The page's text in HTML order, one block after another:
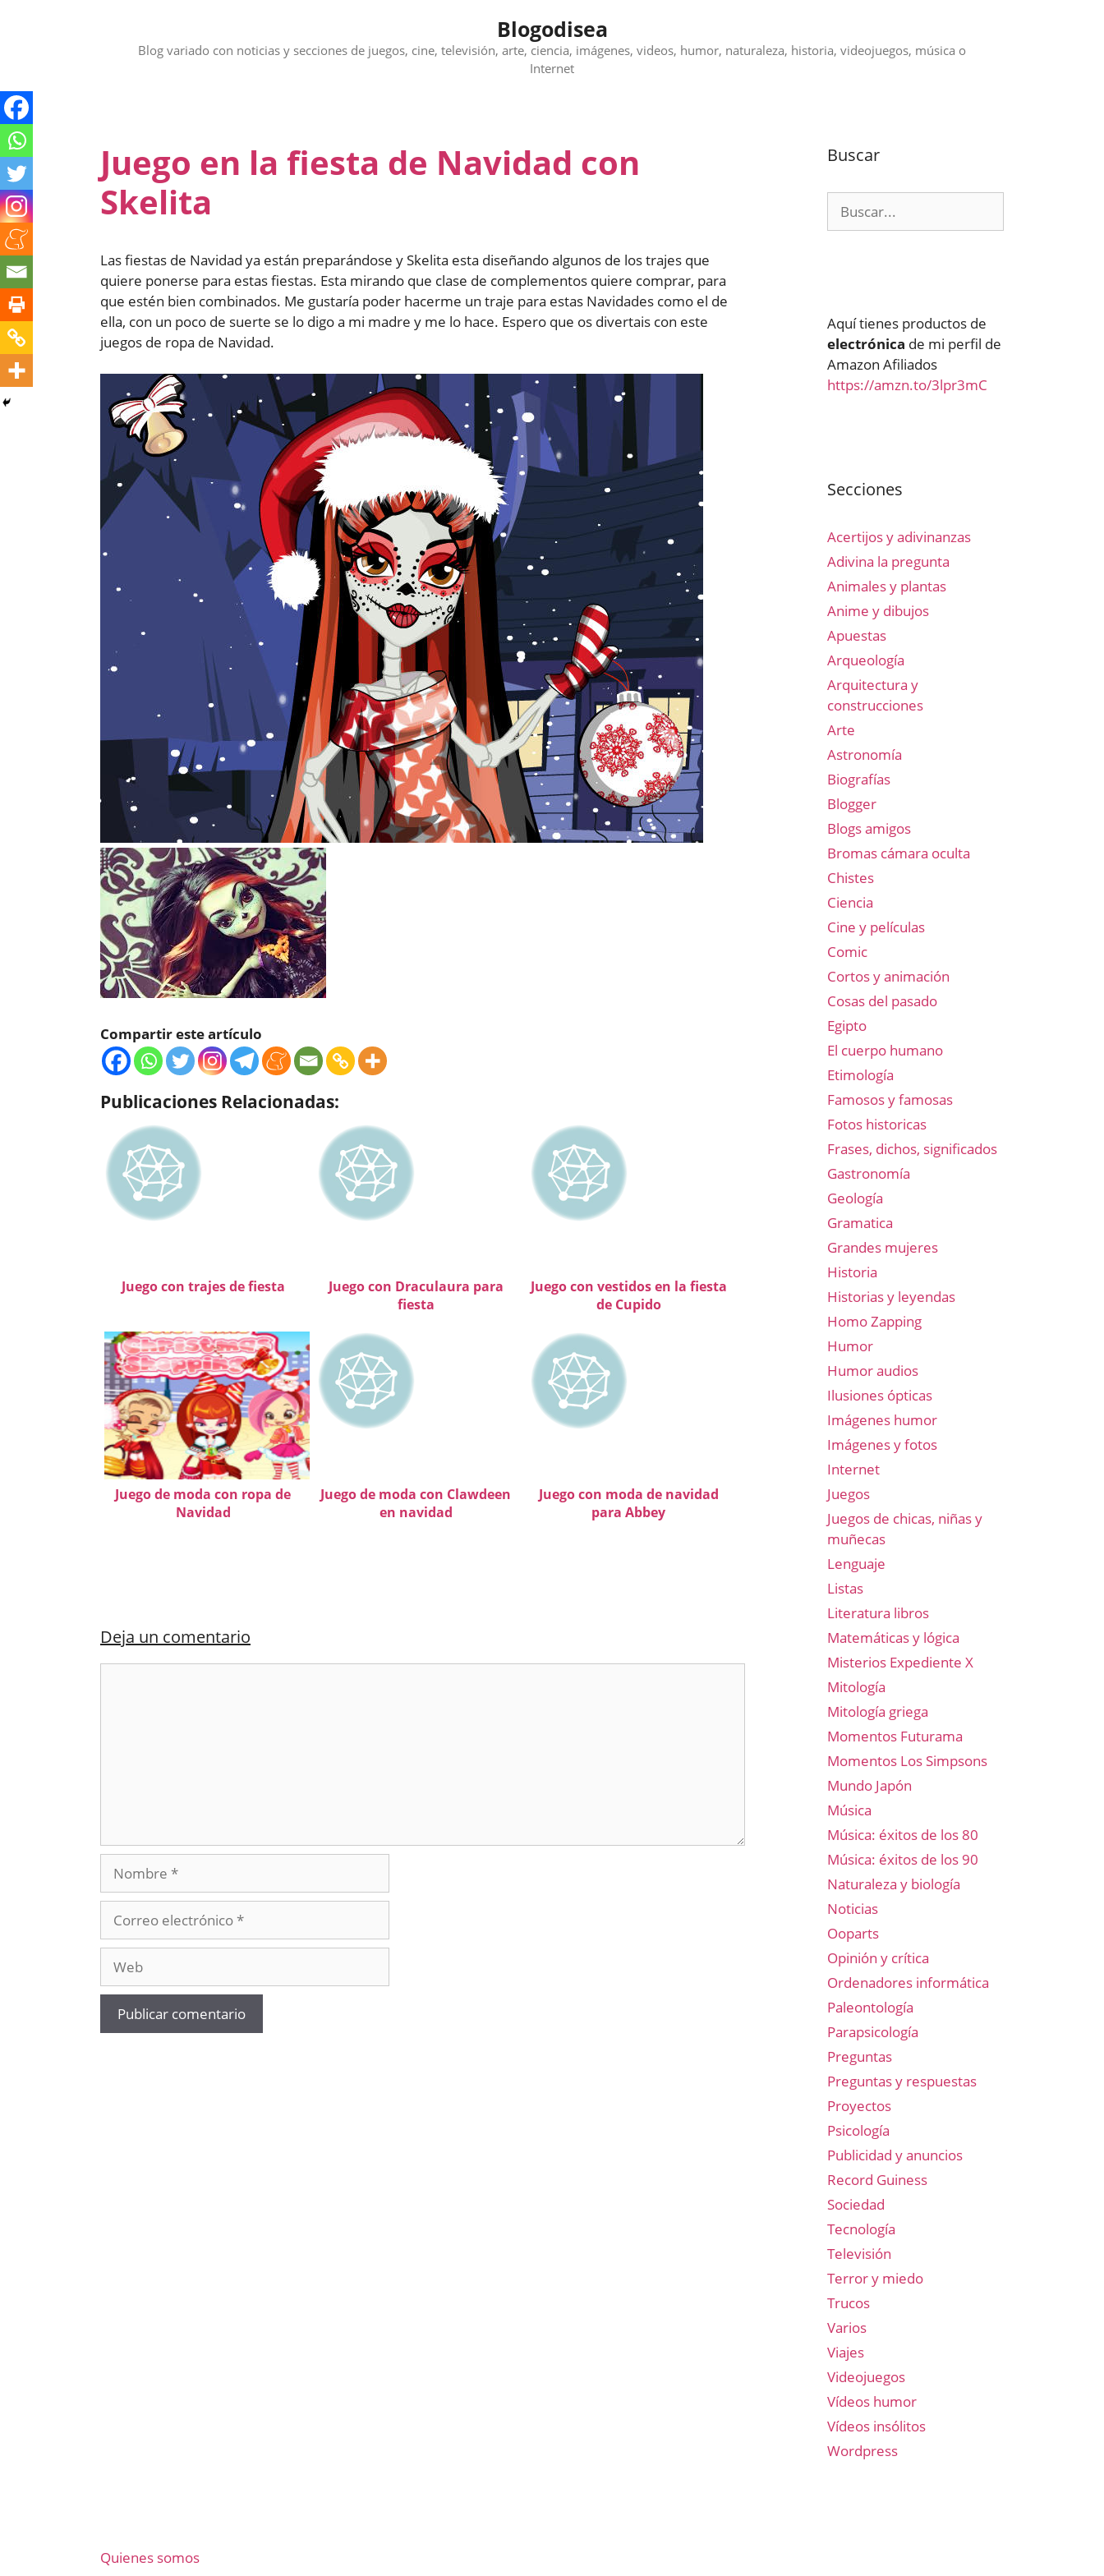
Blogodisea
Blog variado con noticias y secciones de juegos, cine, televisión, arte, ciencia, imágenes, videos, humor, naturaleza, historia, videojuegos, música o
Internet
Juego en la fiesta de Navidad con
Skelita
Las fiestas de Navidad ya están preparándose y Skelita esta diseñando algunos de los trajes que
quiere ponerse para estas fiestas. Esta mirando que clase de complementos quiere comprar, para
que estén bien combinados. Me gustaría poder hacerme un traje para estas Navidades como el de
ella, con un poco de suerte se lo digo a mi madre y me lo hace. Espero que os divertais con este
juegos de ropa de Navidad.
Compartir este artículo
Publicaciones Relacionadas:
Juego con trajes de fiesta
Juego con Draculaura para
fiesta
Juego con vestidos en la fiesta
de Cupido
Juego de moda con ropa de
Navidad
Juego de moda con Clawdeen
en navidad
Juego con moda de navidad
para Abbey
Deja un comentario
Nombre
electrónico
Buscar
Aquí tienes productos de
electrónica de mi perfil de
Amazon Afiliados
https://amzn.to/3lpr3mC
Secciones
Acertijos y adivinanzas
Adivina la pregunta
Animales y plantas
Anime y dibujos
Apuestas
Arqueología
Arquitectura y
construcciones
Arte
Astronomía
Biografías
Blogger
Blogs amigos
Bromas cámara oculta
Chistes
Ciencia
Cine y películas
Comic
Cortos y animación
Cosas del pasado
Egipto
El cuerpo humano
Etimología
Famosos y famosas
Fotos historicas
Frases, dichos, significados
Gastronomía
Geología
Gramatica
Grandes mujeres
Historia
Historias y leyendas
Homo Zapping
Humor
Humor audios
Ilusiones ópticas
Imágenes humor
Imágenes y fotos
Internet
Juegos
Juegos de chicas, niñas y
muñecas
Lenguaje
Listas
Literatura libros
Matemáticas y lógica
Misterios Expediente X
Mitología
Mitología griega
Momentos Futurama
Momentos Los Simpsons
Mundo Japón
Música
Música: éxitos de los 80
Música: éxitos de los 90
Naturaleza y biología
Noticias
Ooparts
Opinión y crítica
Ordenadores informática
Paleontología
Parapsicología
Preguntas
Preguntas y respuestas
Proyectos
Psicología
Publicidad y anuncios
Record Guiness
Sociedad
Tecnología
Televisión
Terror y miedo
Trucos
Varios
Viajes
Videojuegos
Vídeos humor
Vídeos insólitos
Wordpress
Quienes somos